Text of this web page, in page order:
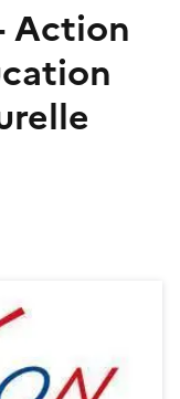
Action